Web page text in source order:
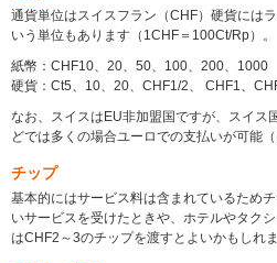
通貨単位はスイスフラン（CHF）硬貨には
いう単位もあります（1CHF＝100Ct/Rp）。
紙幣：CHF10、20、50、100、200、1000
硬貨：Ct5、10、20、CHF1/2、 CHF1、
なお、スイスはEU非加盟国ですが、スイス
どでは多くの場合ユーロでの支払いが可能
チップ
基本的にはサービス料は含まれているため
いサービスを受けたときや、ホテルやタク
はCHF2～3のチップを渡すとよいかもしれま